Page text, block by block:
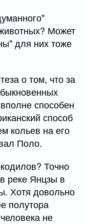
Может
для них тоже
о том, что за
способен
способ
кольев на его
Поло.
Точно
реке Янцзы в
Хотя довольно
полутора
не